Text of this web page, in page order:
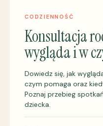
CODZIENNOŚĆ
Konsultacja
wygląda i w
Dowiedz się, jak
czym pomaga oraz
Poznaj przebieg
dziecka.